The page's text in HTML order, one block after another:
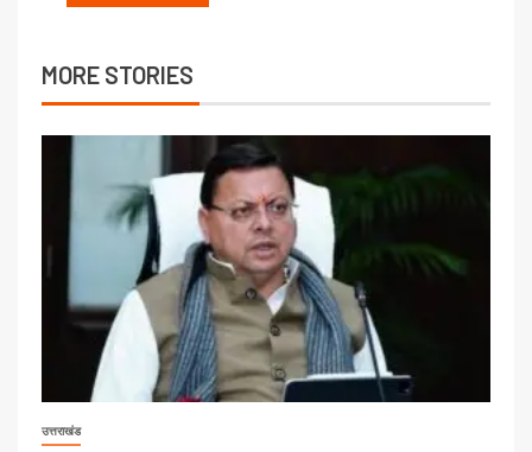
MORE STORIES
उत्तराखंड